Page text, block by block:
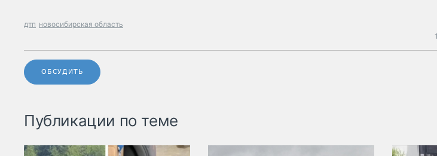
дтп новосибирская область
ОБСУДИТЬ
Публикации по теме